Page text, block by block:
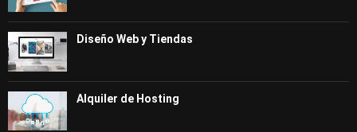
Diseño Web y Tiendas
Alquiler de Hosting